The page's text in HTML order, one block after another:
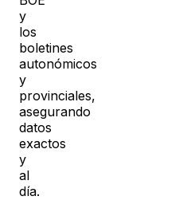
y
los
boletines
autonómicos
y
provinciales,
asegurando
datos
exactos
y
al
día.